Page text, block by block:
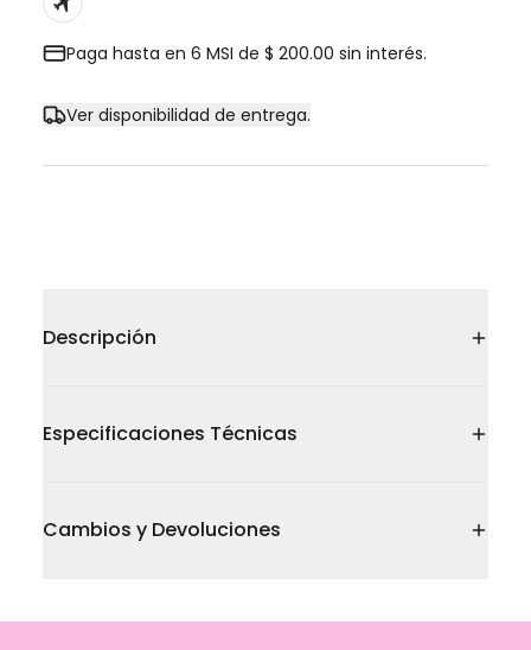
Paga hasta en 6 MSI de $ 200.00 sin interés.
Ver disponibilidad de entrega.
Descripción
Especificaciones Técnicas
Cambios y Devoluciones